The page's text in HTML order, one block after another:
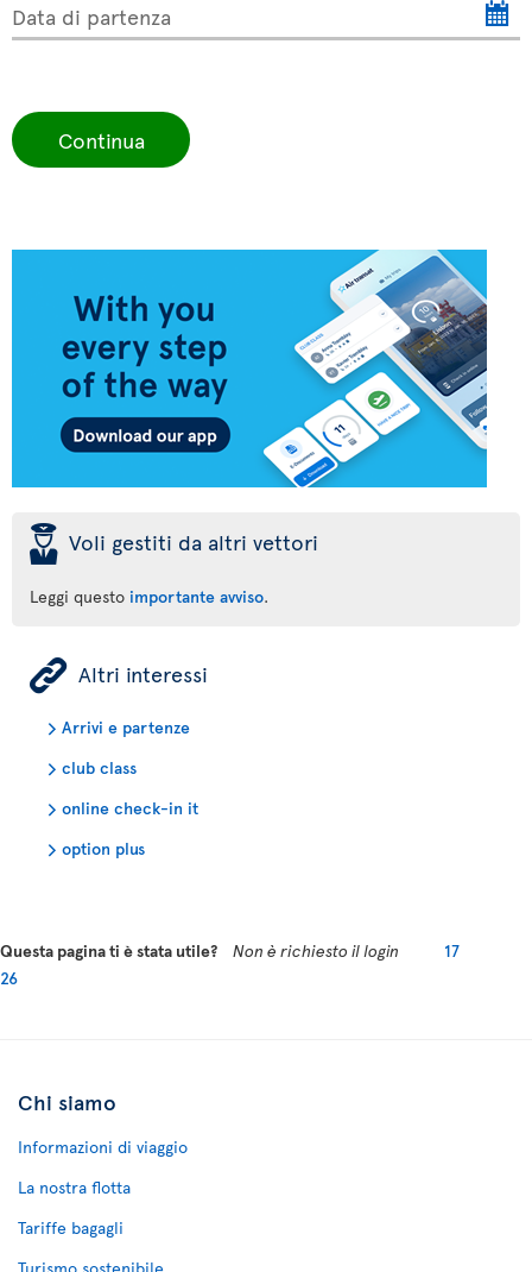
Data di partenza
Continua
þ Voli gestiti da altri vettori
Leggi questo importante avviso.
ÿ Altri interessi
Arrivi e partenze
club class
online check-in it
option plus
Questa pagina ti è stata utile? Non è richiesto il login
17
26
Chi siamo
Informazioni di viaggio
La nostra flotta
Tariffe bagagli